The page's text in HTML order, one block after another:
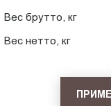
Вес брутто, кг
Вес нетто, кг